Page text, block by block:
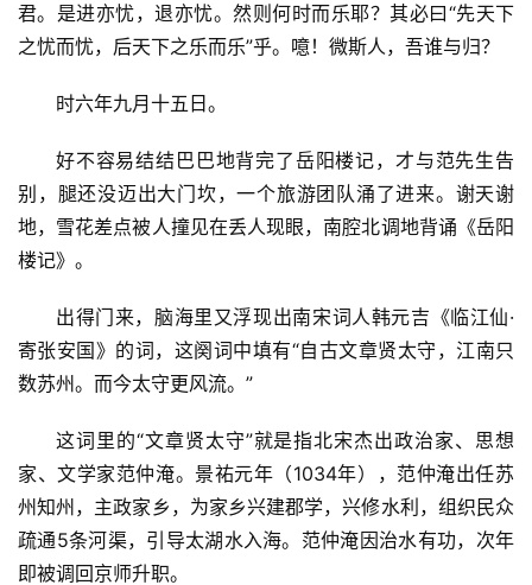
君。是进亦忧，退亦忧。然则何时而乐耶？其必曰“先天下
之忧而忧，后天下之乐而乐”乎。噫！微斯人，吾谁与归？
时六年九月十五日。
好不容易结结巴巴地背完了岳阳楼记，才与范先生告
别，腿还没迈出大门坎，一个旅游团队涌了进来。谢天谢
地，雪花差点被人撞见在丢人现眼，南腔北调地背诵《岳阳
楼记》。
出得门来，脑海里又浮现出南宋词人韩元吉《临江仙·
寄张安国》的词，这阕词中填有“自古文章贤太守，江南只
数苏州。而今太守更风流。”
这词里的“文章贤太守”就是指北宋杰出政治家、思想
家、文学家范仲淹。景祐元年（1034年），范仲淹出任苏
州知州，主政家乡，为家乡兴建郡学，兴修水利，组织民众
疏通5条河渠，引导太湖水入海。范仲淹因治水有功，次年
即被调回京师升职。